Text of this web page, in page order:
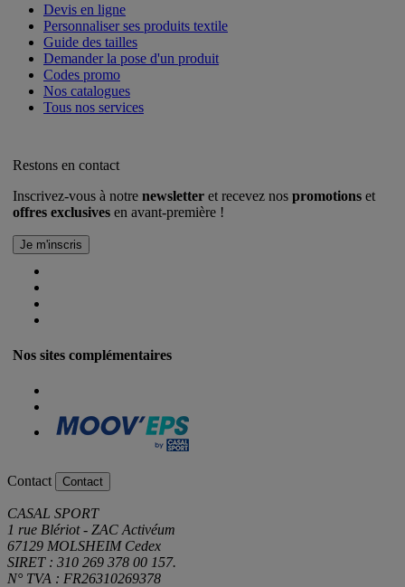
Devis en ligne
Personnaliser ses produits textile
Guide des tailles
Demander la pose d'un produit
Codes promo
Nos catalogues
Tous nos services
Restons en contact
Inscrivez-vous à notre newsletter et recevez nos promotions et
offres exclusives en avant-première !
Nos sites complémentaires
Contact Contact
CASAL SPORT
1 rue Blériot - ZAC Activéum
67129 MOLSHEIM Cedex
SIRET : 310 269 378 00 157.
N° TVA : FR26310269378